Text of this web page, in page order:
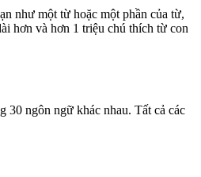
như một từ hoặc một phần của từ,
hơn và hơn 1 triệu chú thích từ con
30 ngôn ngữ khác nhau. Tất cả các